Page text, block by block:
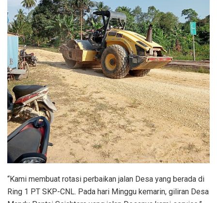
“Kami membuat rotasi perbaikan jalan Desa yang berada di
Ring 1 PT SKP-CNL. Pada hari Minggu kemarin, giliran Desa